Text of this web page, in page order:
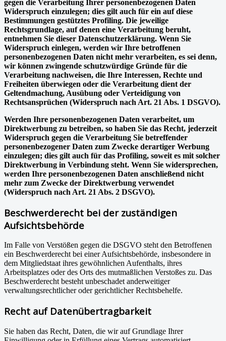
gegen die Verarbeitung Ihrer personenbezogenen Daten
Widerspruch einzulegen; dies gilt auch für ein auf diese
Bestimmungen gestütztes Profiling. Die jeweilige
Rechtsgrundlage, auf denen eine Verarbeitung beruht,
entnehmen Sie dieser Datenschutzerklärung. Wenn Sie
Widerspruch einlegen, werden wir Ihre betroffenen
personenbezogenen Daten nicht mehr verarbeiten, es sei denn,
wir können zwingende schutzwürdige Gründe für die
Verarbeitung nachweisen, die Ihre Interessen, Rechte und
Freiheiten überwiegen oder die Verarbeitung dient der
Geltendmachung, Ausübung oder Verteidigung von
Rechtsansprüchen (Widerspruch nach Art. 21 Abs. 1 DSGVO).
Werden Ihre personenbezogenen Daten verarbeitet, um
Direktwerbung zu betreiben, so haben Sie das Recht, jederzeit
Widerspruch gegen die Verarbeitung Sie betreffender
personenbezogener Daten zum Zwecke derartiger Werbung
einzulegen; dies gilt auch für das Profiling, soweit es mit solcher
Direktwerbung in Verbindung steht. Wenn Sie widersprechen,
werden Ihre personenbezogenen Daten anschließend nicht
mehr zum Zwecke der Direktwerbung verwendet
(Widerspruch nach Art. 21 Abs. 2 DSGVO).
Beschwerderecht bei der zuständigen
Aufsichtsbehörde
Im Falle von Verstößen gegen die DSGVO steht den Betroffenen
ein Beschwerderecht bei einer Aufsichtsbehörde, insbesondere in
dem Mitgliedstaat ihres gewöhnlichen Aufenthalts, ihres
Arbeitsplatzes oder des Orts des mutmaßlichen Verstoßes zu. Das
Beschwerderecht besteht unbeschadet anderweitiger
verwaltungsrechtlicher oder gerichtlicher Rechtsbehelfe.
Recht auf Datenübertragbarkeit
Sie haben das Recht, Daten, die wir auf Grundlage Ihrer